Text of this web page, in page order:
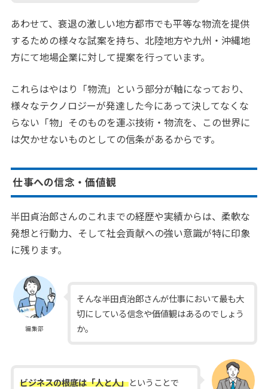
あわせて、衰退の激しい地方都市でも平等な物流を提供
するための様々な試案を持ち、北陸地方や九州・沖縄地
方にて地場企業に対して提案を行っています。
これらはやはり「物流」という部分が軸になっており、
様々なテクノロジーが発達した今にあって決してなくな
らない「物」そのものを運ぶ技術・物流を、この世界に
は欠かせないものとしての信条があるからです。
仕事への信念・価値観
半田貞治郎さんのこれまでの経歴や実績からは、柔軟な
発想と行動力、そして社会貢献への強い意識が特に印象
に残ります。
編集部
そんな半田貞治郎さんが仕事において最も大
切にしている信念や価値観はあるのでしょう
か。
ビジネスの根底は「人と人」ということで